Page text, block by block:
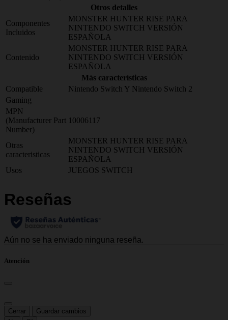
Otros detalles
Componentes
Incluidos
MONSTER HUNTER RISE PARA
NINTENDO SWITCH VERSIÓN
ESPAÑOLA
Contenido
MONSTER HUNTER RISE PARA
NINTENDO SWITCH VERSIÓN
ESPAÑOLA
Más características
Compatible
Nintendo Switch Y Nintendo Switch 2
Gaming
MPN
(Manufacturer Part
Number)
10006117
Otras
caracteristicas
MONSTER HUNTER RISE PARA
NINTENDO SWITCH VERSIÓN
ESPAÑOLA
Usos
JUEGOS SWITCH
Atención
Cerrar
Guardar cambios